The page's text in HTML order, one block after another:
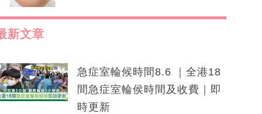
新文章
急症室輪候時間8.6 ｜全港18
間急症室輪侯時間及收費｜即
時更新